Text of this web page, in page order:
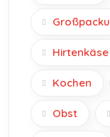
Hirtenkäse
Kochen
Obst